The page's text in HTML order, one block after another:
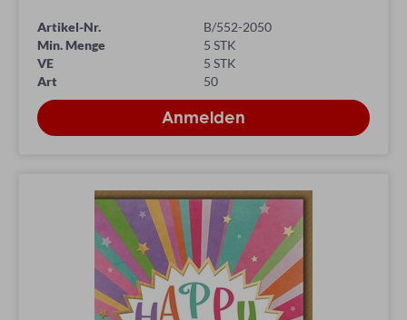
Artikel-Nr.
B/552-2050
Min. Menge
5 STK
VE
5 STK
Art
50